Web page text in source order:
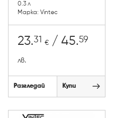
0.3 л
Марка: Vintec
23.31 € / 45.59
лв.
Разгледай Купи